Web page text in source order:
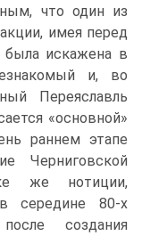
что один из
имея перед
искажена в
и, во
Переяславль
«основной»
раннем этапе
Черниговской
же нотиции,
середине 80-х
создания